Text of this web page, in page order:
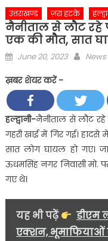
उत्तराखण्ड ज़रा हटके
नैनीताल से लौट रहे
एक की मौत, सात
Posted
June 20, 2023
ख़बर शेयर करें -
हल्द्वानी-नैनीताल से लौट
गहरी खाई में गिर गई।
सात लोग घायल हो गए।
ऊधमसिंह नगर निवासी मो.
गए थे।
यह भी पढ़ें
डीएम
एक्शन, भूमाफियाओं